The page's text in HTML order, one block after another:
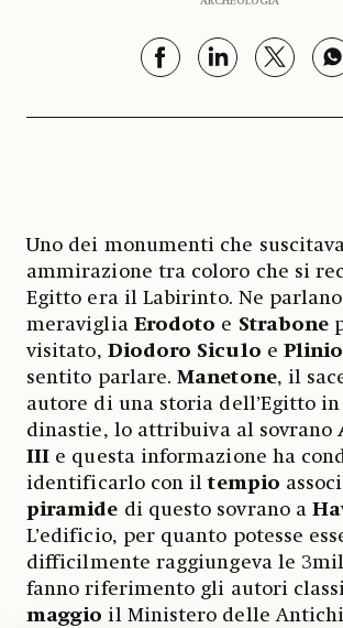
Uno dei monumenti che
ammirazione tra coloro che si
Egitto era il Labirinto. Ne
meraviglia Erodoto e Strabone
visitato, Diodoro Siculo e Plinio
sentito parlare.Manetone, il
autore di una storia dell’Egitto
dinastie, lo attribuiva al sovrano
III e questa informazione ha
identificarlo con iltempio
piramide di questo sovrano a
L’edificio, per quanto potesse
difficilmente raggiungeva le
fanno riferimento gli autori
maggio il Ministero delle